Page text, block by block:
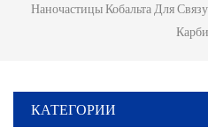
Наночастицы Кобальта Для
КАТЕГОРИИ